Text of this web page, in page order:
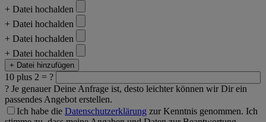
+ Datei hochalden
+ Datei hochalden
+ Datei hochalden
+ Datei hochalden
+ Datei hinzufügen
10 plus 2 = ?
? Je genauer Deine Anfrage ist, desto leichter können wir Dir ein
passendes Angebot erstellen.
Ich habe die Datenschutzerklärung zur Kenntnis genommen. Ich